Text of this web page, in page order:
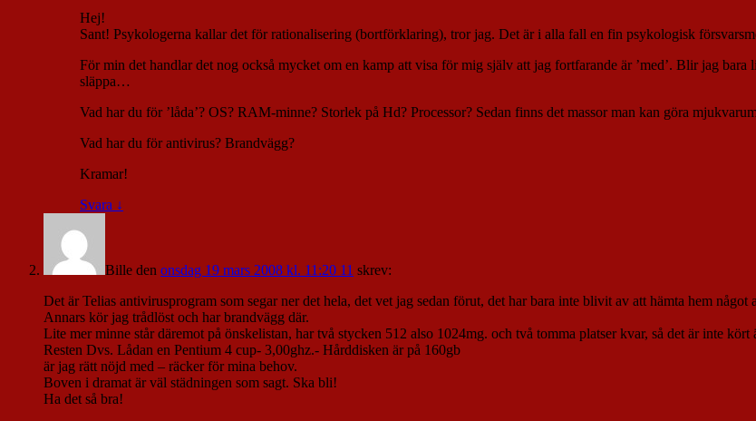
Hej!
Sant! Psykologerna kallar det för rationalisering (bortförklaring), tror jag. Det är i alla fall en fin psykologisk
För min det handlar det nog också mycket om en kamp att visa för mig själv att jag fortfarande är ’med’. Blir jag
släppa…
Vad har du för ’låda’? OS? RAM-minne? Storlek på Hd? Processor? Sedan finns det massor man kan göra
Vad har du för antivirus? Brandvägg?
Kramar!
Svara ↓
Bille den onsdag 19 mars 2008 kl. 11:20 11 skrev:
Det är Telias antivirusprogram som segar ner det hela, det vet jag sedan förut, det har bara inte blivit av att hämta hem
Annars kör jag trådlöst och har brandvägg där.
Lite mer minne står däremot på önskelistan, har två stycken 512 also 1024mg. och två tomma platser kvar, så det är inte kört
Resten Dvs. Lådan en Pentium 4 cup- 3,00ghz.- Hårddisken är på 160gb
är jag rätt nöjd med – räcker för mina behov.
Boven i dramat är väl städningen som sagt. Ska bli!
Ha det så bra!